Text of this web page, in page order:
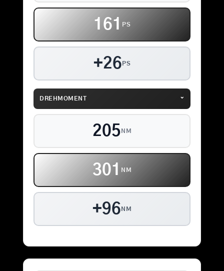
161 PS
+26 PS
DREHMOMENT ⌄
205 NM
301 NM
+96 NM